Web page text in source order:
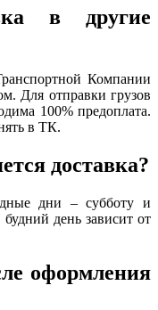
в другие
Компании
Для отправки грузов
100% предоплата.
в ТК.
доставка?
дни – субботу и
день зависит от
оформления